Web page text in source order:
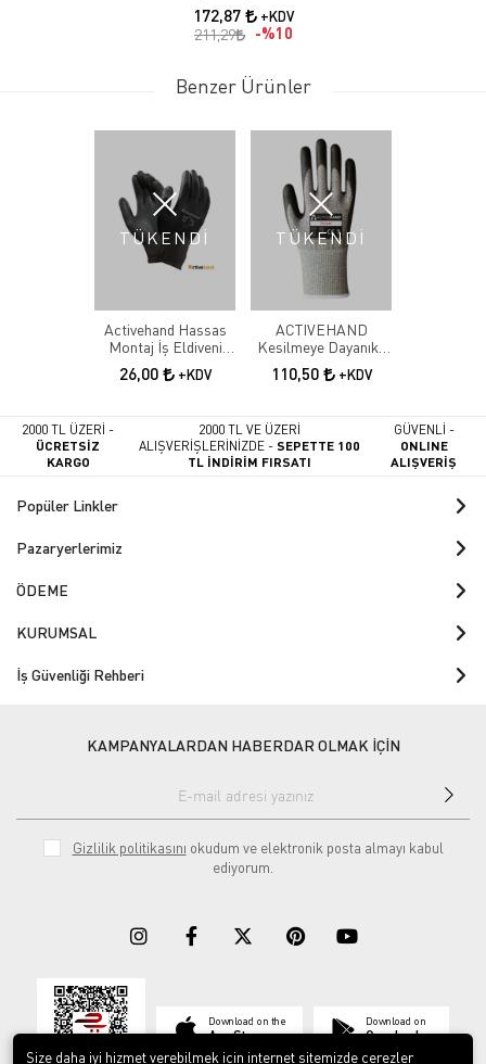
172,87 +KDV
211,29 %10
Benzer Ürünler
TÜKENDİ
Activehand Hassas
Montaj İş Eldiveni
PU-101
26,00 +KDV
TÜKENDİ
ACTIVEHAND
Kesilmeye Dayanıklı
Eldiven
110,50 +KDV
2000 TL ÜZERİ -
ÜCRETSİZ
KARGO
2000 TL VE ÜZERİ
ALIŞVERİŞLERİNİZDE -SEPETTE 100
TL İNDİRİM FIRSATI
GÜVENLİ -
ONLINE
ALIŞVERİŞ
Popüler Linkler
Pazaryerlerimiz
ÖDEME
KURUMSAL
İş Güvenliği Rehberi
KAMPANYALARDAN HABERDAR OLMAK İÇİN
Gizlilik politikasını okudum ve elektronik posta almayı kabul
ediyorum.
Download on the
App Store
Download on
Google play
Size daha iyi hizmet verebilmek için internet sitemizde çerezler